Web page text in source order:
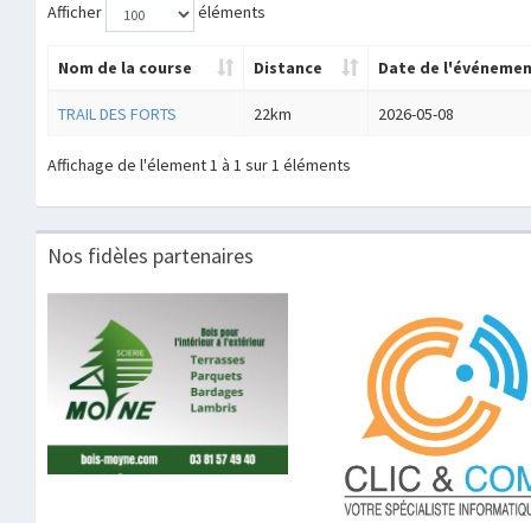
Afficher éléments
Nom de la course Distance Date de
TRAIL DES FORTS 22km 2026-05-08
Affichage de l'élement 1 à 1 sur 1 éléments
Nos fidèles partenaires